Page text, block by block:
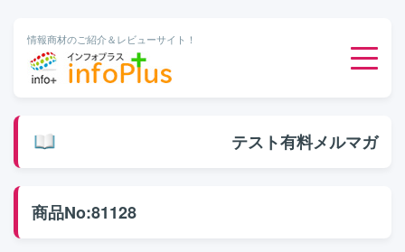
情報商材のご紹介＆レビューサイト！
テスト有料メルマガ
商品No:81128